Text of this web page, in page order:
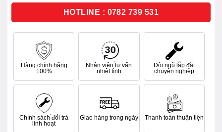
sao
HOTLINE : 0782 739 531
Hàng chính hãng
100%
Nhân viên tư vấn
nhiệt tình
Đội ngũ lắp đặt
chuyên nghiệp
Chính sách đổi trả
linh hoạt
Giao hàng trong ngày Thanh toán thuận tiện